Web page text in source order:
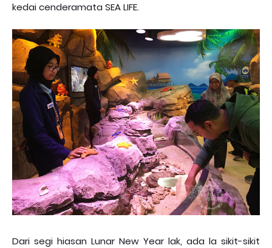
kedai cenderamata SEA LIFE.
Dari segi hiasan Lunar New Year lak, ada la sikit-sikit